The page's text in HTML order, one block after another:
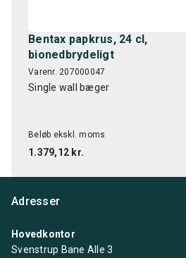
Bentax papkrus, 24 cl,
bionedbrydeligt
Varenr. 207000047
Single wall bæger
Beløb ekskl. moms
1.379,12 kr.
Adresser
Hovedkontor
Svenstrup Bane Alle 3